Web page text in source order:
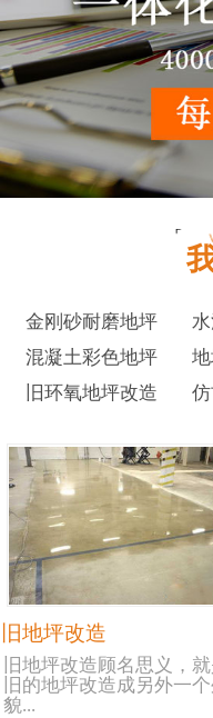
金刚砂耐磨地坪
混凝土彩色地坪
旧环氧地坪改造
旧地坪改造
旧地坪改造顾名思义，
旧的地坪改造成另外一
貌...